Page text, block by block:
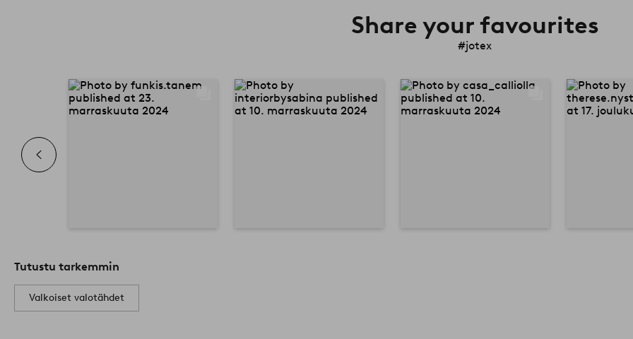
Share your favourites
#jotex
Tutustu tarkemmin
Valkoiset valotähdet